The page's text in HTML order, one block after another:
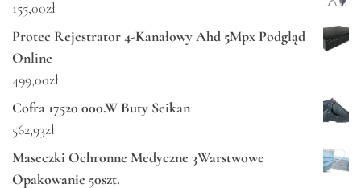
155,00zł
Protec Rejestrator 4-Kanałowy Ahd 5Mpx Podgląd
Online
499,00zł
Cofra 17520 000.W Buty Seikan
562,93zł
Maseczki Ochronne Medyczne 3Warstwowe
Opakowanie 50szt.